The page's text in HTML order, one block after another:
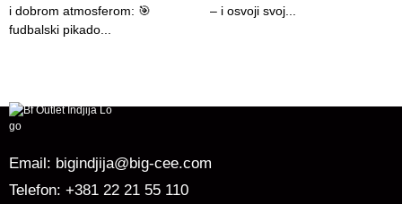
i dobrom atmosferom: 🎯
fudbalski pikado...
– i osvoji svoj...
Email: bigindjija@big-cee.com
Telefon: +381 22 21 55 110